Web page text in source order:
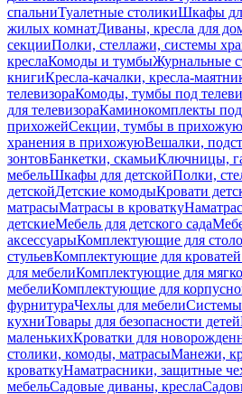
спальниТуалетные столикиШкафы
жилых комнатДиваны, кресла для
секцииПолки, стеллажи, системы
креслаКомоды и тумбыЖурнальные
книгиКресла-качалки, кресла-
телевизораКомоды, тумбы под
для телевизораКаминокомплекты под
прихожейСекции, тумбы в прихожую
хранения в прихожуюВешалки,
зонтовБанкетки, скамьиКлючницы,
мебельШкафы для детскойПолки,
детскойДетские комодыКровати
матрасыМатрасы в кроватку
детскиеМебель для детского сада
аксессуарыКомплектующие для
стульевКомплектующие для
для мебелиКомплектующие для
мебелиКомплектующие для
фурнитураЧехлы для мебелиСистемы
кухниТовары для безопасности детей
маленькихКроватки для
столики, комоды, матрасыМанежи,
кроваткуНаматрасники, защитные
мебельСадовые диваны, кресла